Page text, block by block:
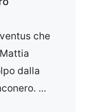
che
dalla
...